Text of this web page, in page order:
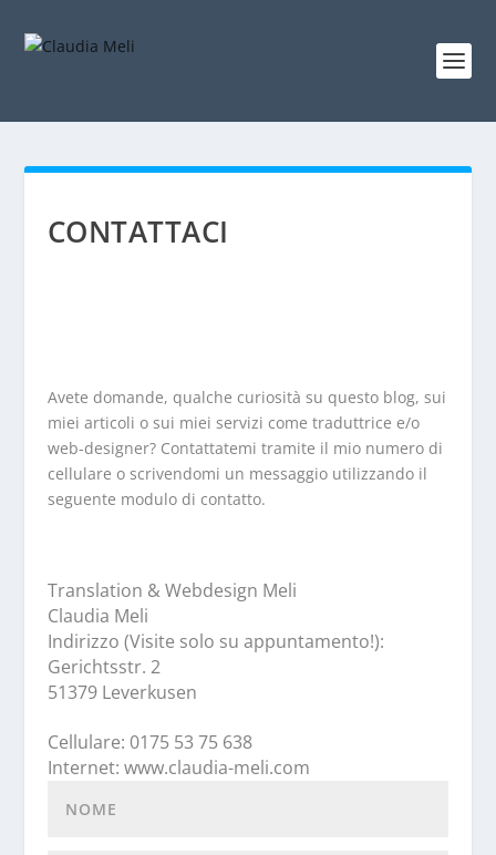
CONTATTACI
Avete domande, qualche curiosità su questo blog, sui
miei articoli o sui miei servizi come traduttrice e/o
web-designer? Contattatemi tramite il mio numero di
cellulare o scrivendomi un messaggio utilizzando il
seguente modulo di contatto.
Translation & Webdesign Meli
Claudia Meli
Indirizzo (Visite solo su appuntamento!):
Gerichtsstr. 2
51379 Leverkusen
Cellulare: 0175 53 75 638
Internet: www.claudia-meli.com